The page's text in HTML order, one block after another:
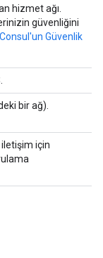
hizmet ağı.
güvenliğini
Consul'un Güvenlik
bir ağ).
iletişim için